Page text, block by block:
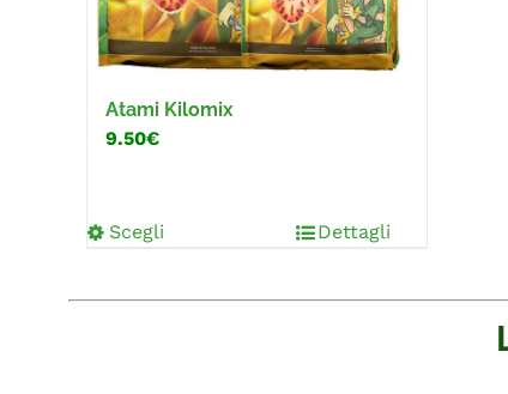
Atami Kilomix
9.50€
Scegli Dettagli